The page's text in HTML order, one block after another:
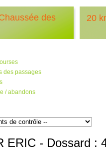
des
20
des passages
/ abandons
ERIC - Dossard :